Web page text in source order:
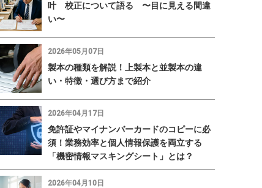
叶 校正について語る 〜目に見える間違
い〜
2026年05月07日
製本の種類を解説！上製本と並製本の違
い・特徴・選び方まで紹介
2026年04月17日
免許証やマイナンバーカードのコピーに必
須！業務効率と個人情報保護を両立する
「機密情報マスキングシート」とは？
2026年04月10日